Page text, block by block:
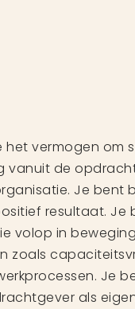
het vermogen om
vanuit de
Je bent
resultaat. Je
volop in
zoals
Je
als